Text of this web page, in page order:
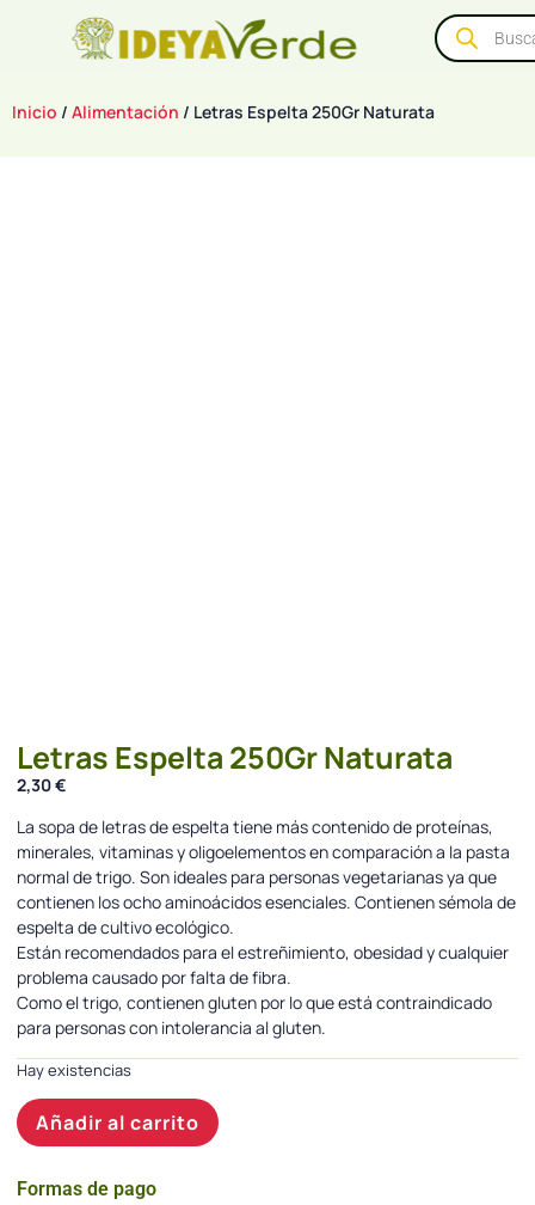
Inicio / Alimentación / Letras Espelta 250Gr Naturata
Letras Espelta 250Gr Naturata
2,30€
La sopa de letras de espelta tiene más contenido de proteínas,
minerales, vitaminas y oligoelementos en comparación a la pasta
normal de trigo. Son ideales para personas vegetarianas ya que
contienen los ocho aminoácidos esenciales. Contienen sémola de
espelta de cultivo ecológico.
Están recomendados para el estreñimiento, obesidad y cualquier
problema causado por falta de fibra.
Como el trigo, contienen gluten por lo que está contraindicado
para personas con intolerancia al gluten.
Hay existencias
Añadir al carrito
Formas de pago